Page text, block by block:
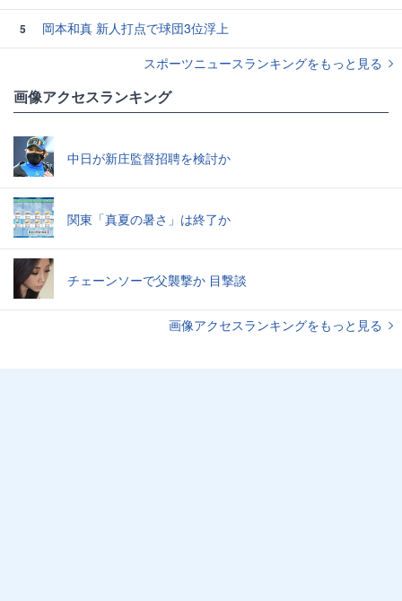
5
岡本和真 新人打点で球団3位浮上
スポーツニュースランキングをもっと見る
画像アクセスランキング
中日が新庄監督招聘を検討か
関東「真夏の暑さ」は終了か
チェーンソーで父襲撃か 目撃談
画像アクセスランキングをもっと見る